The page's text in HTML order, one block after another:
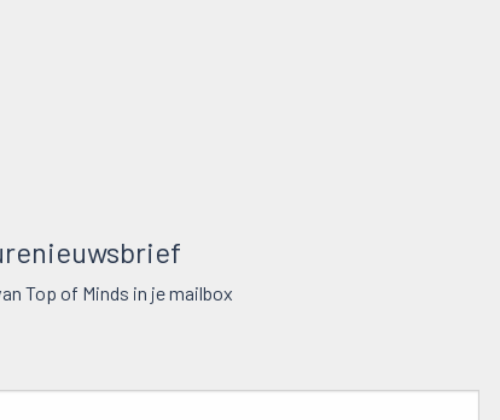
Top of Minds in je mailbox